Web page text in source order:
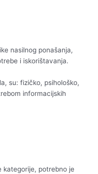
nasilnog ponašanja,
i iskorištavanja.
su: fizičko, psihološko,
informacijskih
kategorije, potrebno je